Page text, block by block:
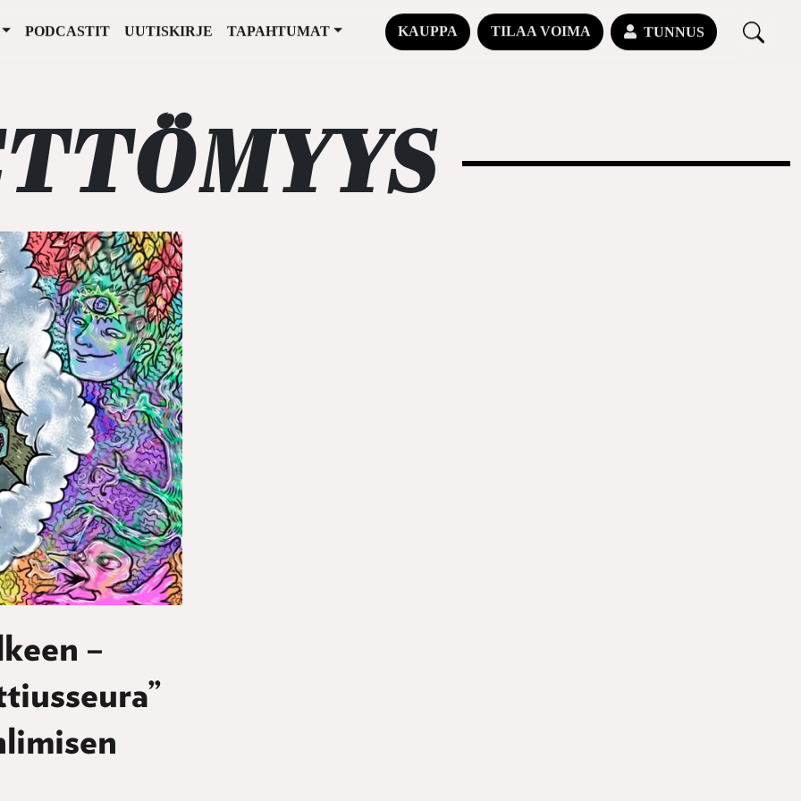
PODCASTIT UUTISKIRJE TAPAHTUMAT KAUPPA TILAA VOIMA TUNNUS
–